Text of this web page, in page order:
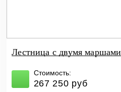
Лестница с двумя маршами
Стоимость:
267 250 руб